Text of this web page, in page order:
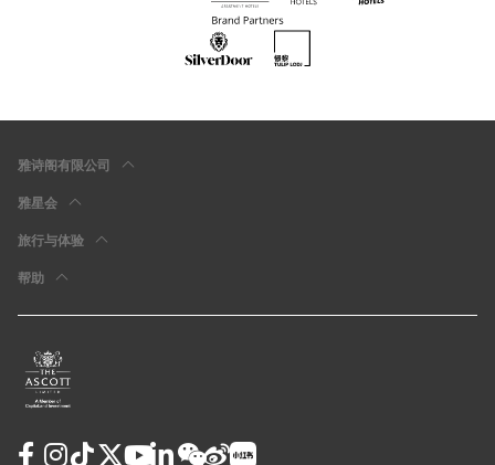
雅诗阁有限公司
雅星会
旅行与体验
帮助